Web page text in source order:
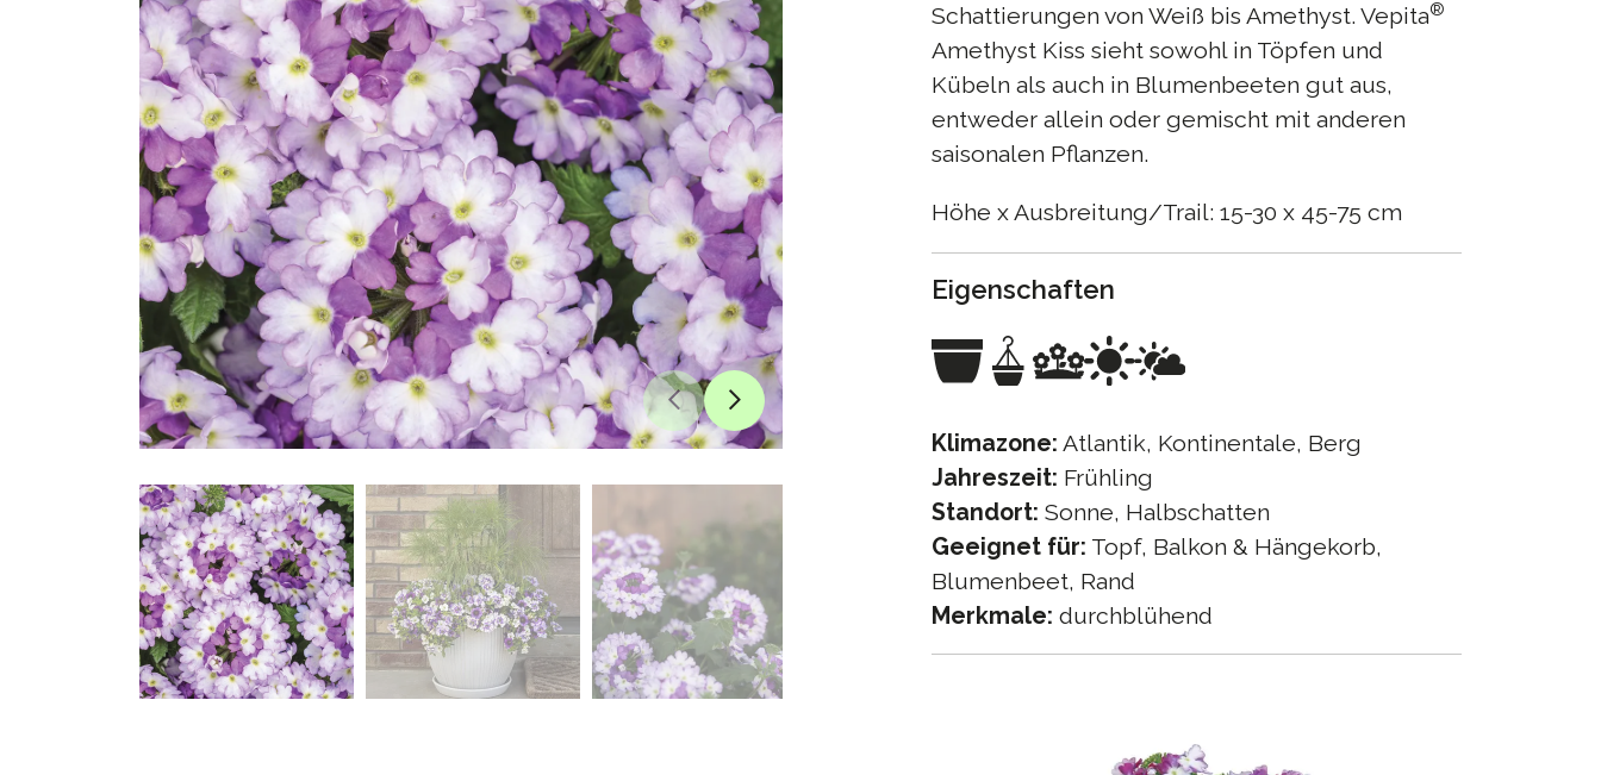
Schattierungen von Weiß bis Amethyst. Vepita®
Amethyst Kiss sieht sowohl in Töpfen und
Kübeln als auch in Blumenbeeten gut aus,
entweder allein oder gemischt mit anderen
saisonalen Pflanzen.
Höhe x Ausbreitung/Trail: 15-30 x 45-75 cm
Eigenschaften
Klimazone: Atlantik, Kontinentale, Berg
Jahreszeit: Frühling
Standort: Sonne, Halbschatten
Geeignet für: Topf, Balkon & Hängekorb,
Blumenbeet, Rand
Merkmale: durchblühend